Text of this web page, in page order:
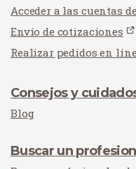
Acceder a las cuentas
Envío de cotizaciones
Realizar pedidos en
Consejos y
Blog
Buscar un